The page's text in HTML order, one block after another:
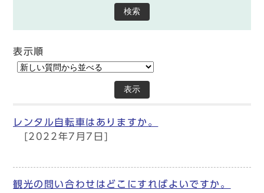
検索
表示順
表示
レンタル自転車はありますか。
[2022年7月7日]
観光の問い合わせはどこにすればよいですか。